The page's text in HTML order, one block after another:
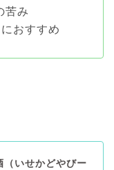
苦み
おすすめ
（いせかどやびー